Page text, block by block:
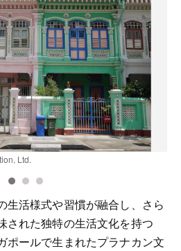
Ltd.
生活様式や習慣が融合し、さら
された独特の生活文化を持つ
ポールで生まれたプラナカン文